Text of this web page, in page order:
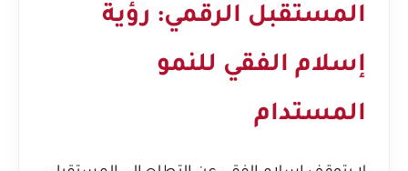
المستقبل الرقمي: رؤية
إسلام الفقي للنمو
المستدام